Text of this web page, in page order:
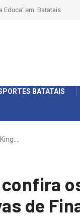
a LABE na Série Ouro
BATATAIS
de